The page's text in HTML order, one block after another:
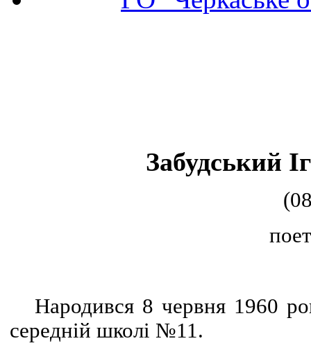
Забудський
Народився 8 червня 1960
середній школі №11.